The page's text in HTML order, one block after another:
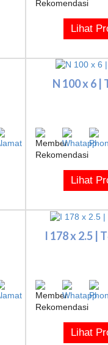
Lihat
N 100 x 6 |
Lihat
I 178 x 2.5 |
Lihat